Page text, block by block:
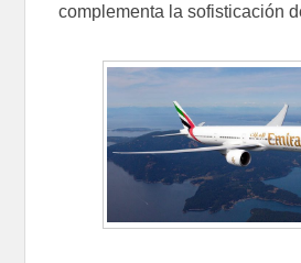
complementa la sofisticación